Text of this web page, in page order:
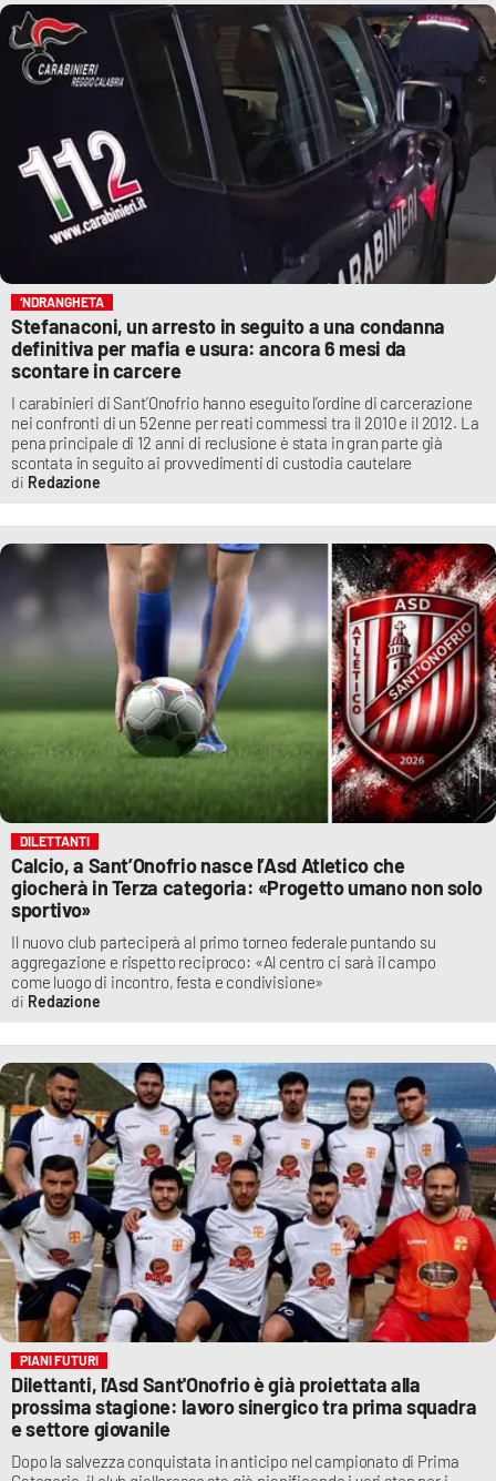
‘NDRANGHETA
Stefanaconi, un arresto in seguito a una condanna
definitiva per mafia e usura: ancora 6 mesi da
scontare in carcere
I carabinieri di Sant’Onofrio hanno eseguito l’ordine di carcerazione
nei confronti di un 52enne per reati commessi tra il 2010 e il 2012. La
pena principale di 12 anni di reclusione è stata in gran parte già
scontata in seguito ai provvedimenti di custodia cautelare
Redazione
DILETTANTI
Calcio, a Sant’Onofrio nasce l’Asd Atletico che
giocherà in Terza categoria: «Progetto umano non solo
sportivo»
Il nuovo club parteciperà al primo torneo federale puntando su
aggregazione e rispetto reciproco: «Al centro ci sarà il campo
come luogo di incontro, festa e condivisione»
Redazione
PIANI FUTURI
Dilettanti, l'Asd Sant'Onofrio è già proiettata alla
prossima stagione: lavoro sinergico tra prima squadra
e settore giovanile
Dopo la salvezza conquistata in anticipo nel campionato di Prima